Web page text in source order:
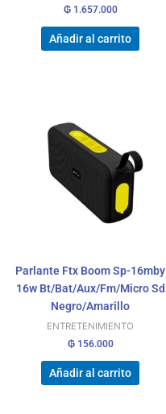
₲1.657.000
Añadir al carrito
Parlante Ftx Boom Sp-16mby
16w Bt/Bat/Aux/Fm/Micro Sd
Negro/Amarillo
ENTRETENIMIENTO
₲156.000
Añadir al carrito